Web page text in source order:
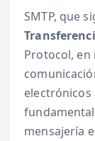
SMTP, que
Protocol, en
electrónicos
mensajería